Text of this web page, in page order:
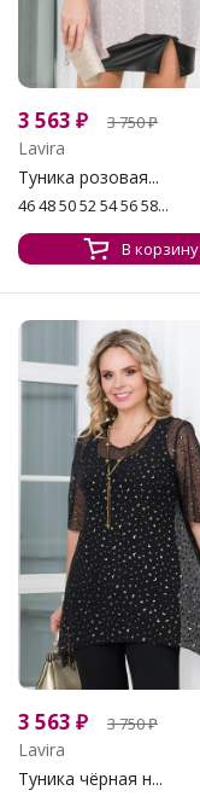
3 563 ₽ 3 750₽
Lavira
Туника розовая...
46 48 50 52 54 56 58...
В корзину
3 563 ₽ 3 750₽
Lavira
Туника чёрная н...